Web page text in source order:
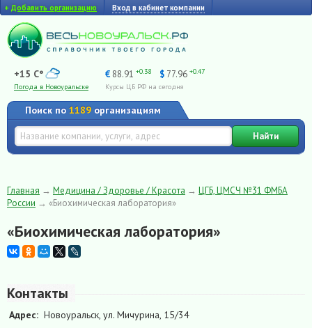
+ Добавить организацию Вход в кабинет компании
+15 C°
Погода в Новоуральске
€ 88.91 +0.38 $ 77.96 +0.47
Курсы ЦБ РФ на сегодня
Поиск по 1189 организациям
Найти
Главная → Медицина / Здоровье / Красота → ЦГБ, ЦМСЧ №31 ФМБА
России → «Биохимическая лаборатория»
«Биохимическая лаборатория»
Контакты
Адрес: Новоуральск, ул. Мичурина, 15/34